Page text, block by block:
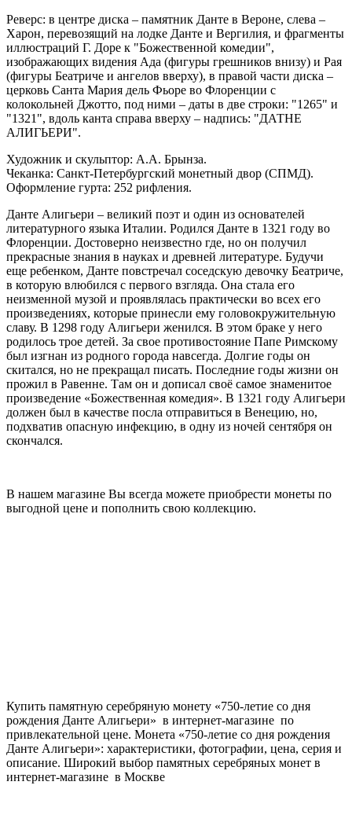
Реверс: в центре диска – памятник Данте в Вероне, слева –
Харон, перевозящий на лодке Данте и Вергилия, и фрагменты
иллюстраций Г. Доре к "Божественной комедии",
изображающих видения Ада (фигуры грешников внизу) и Рая
(фигуры Беатриче и ангелов вверху), в правой части диска –
церковь Санта Мария дель Фьоре во Флоренции с
колокольней Джотто, под ними – даты в две строки: "1265" и
"1321", вдоль канта справа вверху – надпись: "ДАТНЕ
АЛИГЬЕРИ".
Художник и скульптор: А.А. Брынза.
Чеканка: Санкт-Петербургский монетный двор (СПМД).
Оформление гурта: 252 рифления.
Данте Алигьери – великий поэт и один из основателей
литературного языка Италии. Родился Данте в 1321 году во
Флоренции. Достоверно неизвестно где, но он получил
прекрасные знания в науках и древней литературе. Будучи
еще ребенком, Данте повстречал соседскую девочку Беатриче,
в которую влюбился с первого взгляда. Она стала его
неизменной музой и проявлялась практически во всех его
произведениях, которые принесли ему головокружительную
славу. В 1298 году Алигьери женился. В этом браке у него
родилось трое детей. За свое противостояние Папе Римскому
был изгнан из родного города навсегда. Долгие годы он
скитался, но не прекращал писать. Последние годы жизни он
прожил в Равенне. Там он и дописал своё самое знаменитое
произведение «Божественная комедия». В 1321 году Алигьери
должен был в качестве посла отправиться в Венецию, но,
подхватив опасную инфекцию, в одну из ночей сентября он
скончался.
В нашем магазине Вы всегда можете приобрести монеты по
выгодной цене и пополнить свою коллекцию.
Купить памятную серебряную монету «750-летие со дня
рождения Данте Алигьери» в интернет-магазине по
привлекательной цене. Монета «750-летие со дня рождения
Данте Алигьери»: характеристики, фотографии, цена, серия и
описание. Широкий выбор памятных серебряных монет в
интернет-магазине в Москве